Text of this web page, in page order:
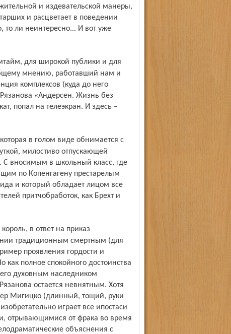
и издевательской манеры,
и расцветает в поведении
ли неинтересно... И вот уже
мнению, работавший нам и
комплексов (куда до него
«Андерсен. Жизнь без
попал на телеэкран. И здесь –
милостиво отпускающей
С вносимым в школьный класс, где
по Копенгагену престарелым
и который обладает лицом все
притч­обработок, как Брехт и
традиционным смертным (для
проявления гордости и
как полное спокойного достоинства
духовным наследником
остается невнятным. Хотя
Мигицко (длинный, тощий, руки
играет все ипостаси
отрывающимися от фрака во время
объяснения с